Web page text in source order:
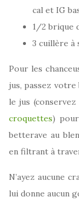
cal et IG
1/2 brique
3 cuillère à
Pour les
jus, passez
le jus
croquettes)
betterave au
en filtrant à
N’ayez aucune
lui donne aucun